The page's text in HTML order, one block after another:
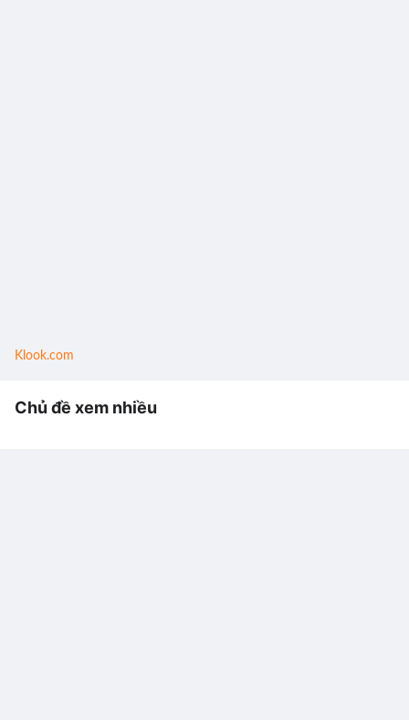
Klook.com
Chủ đề xem nhiều